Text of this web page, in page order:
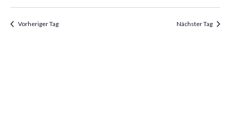
Datum
wählen.
Vorheriger Tag Nächster Tag